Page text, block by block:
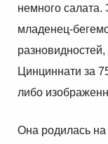
немного салата.
младенец-
Цинциннати за
либо
Она родилась